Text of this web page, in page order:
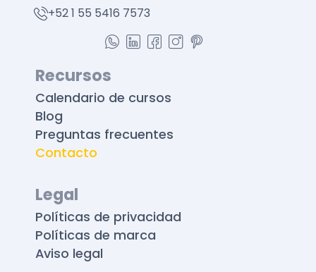
+52 1 55 5416 7573
Recursos
Calendario de cursos
Blog
Preguntas frecuentes
Contacto
Legal
Políticas de privacidad
Políticas de marca
Aviso legal